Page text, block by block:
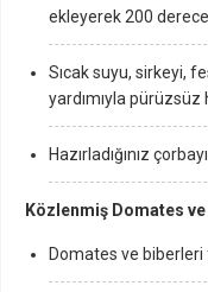
ekleyerek 200
Sıcak suyu, sirkeyi,
yardımıyla pürüzsüz
Hazırladığınız
Közlenmiş Domates ve
Domates ve